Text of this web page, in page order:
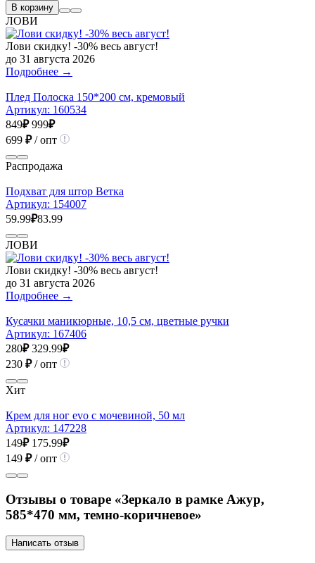
В корзину
ЛОВИ
Лови скидку! -30% весь август!
до 31 августа 2026
Подробнее →
Плед Полоска 150*200 см, кремовый
Артикул: 160534
849₽ 999₽
699 ₽/ опт
Распродажа
Подхват для штор Ветка
Артикул: 154007
59.99₽83.99
ЛОВИ
Лови скидку! -30% весь август!
до 31 августа 2026
Подробнее →
Кусачки маникюрные, 10,5 см, цветные ручки
Артикул: 167406
280₽ 329.99₽
230 ₽/ опт
Хит
Крем для ног evo с мочевиной, 50 мл
Артикул: 147228
149₽ 175.99₽
149 ₽/ опт
Отзывы о товаре «Зеркало в рамке Ажур,
585*470 мм, темно-коричневое»
Написать отзыв